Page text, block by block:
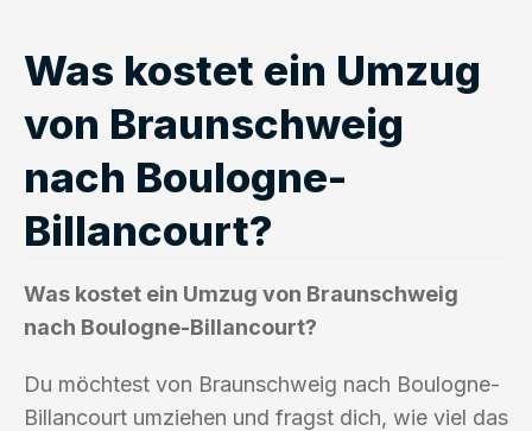
Was kostet ein Umzug
von Braunschweig
nach Boulogne-
Billancourt?
Was kostet ein Umzug von Braunschweig
nach Boulogne-Billancourt?
Du möchtest von Braunschweig nach Boulogne-
Billancourt umziehen und fragst dich, wie viel das